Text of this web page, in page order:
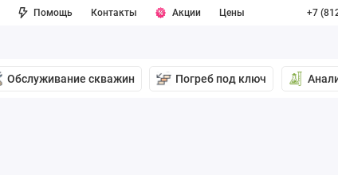
Помощь Контакты Акции Цены +7
Обслуживание скважин Погреб под ключ